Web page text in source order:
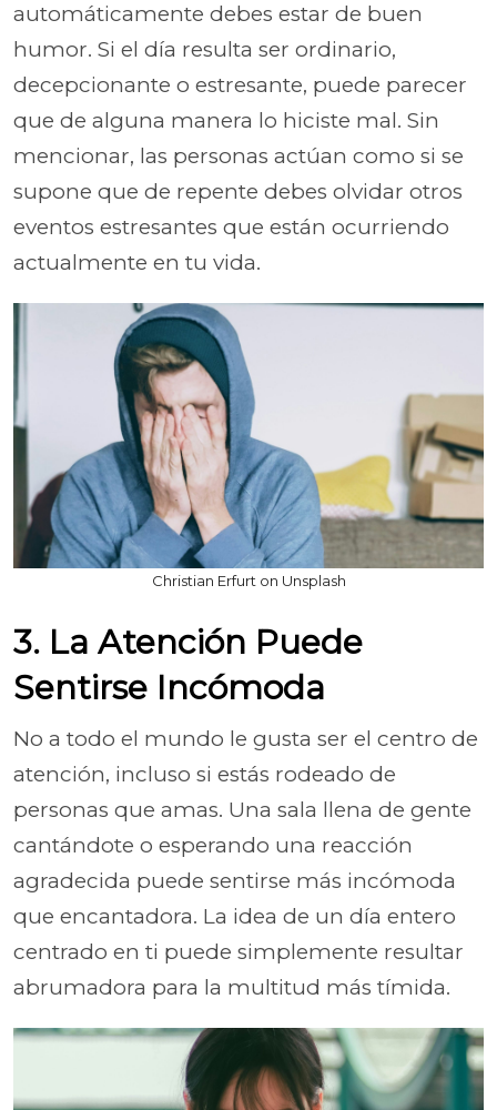
automáticamente debes estar de buen
humor. Si el día resulta ser ordinario,
decepcionante o estresante, puede parecer
que de alguna manera lo hiciste mal. Sin
mencionar, las personas actúan como si se
supone que de repente debes olvidar otros
eventos estresantes que están ocurriendo
actualmente en tu vida.
Christian Erfurt on Unsplash
3. La Atención Puede
Sentirse Incómoda
No a todo el mundo le gusta ser el centro de
atención, incluso si estás rodeado de
personas que amas. Una sala llena de gente
cantándote o esperando una reacción
agradecida puede sentirse más incómoda
que encantadora. La idea de un día entero
centrado en ti puede simplemente resultar
abrumadora para la multitud más tímida.